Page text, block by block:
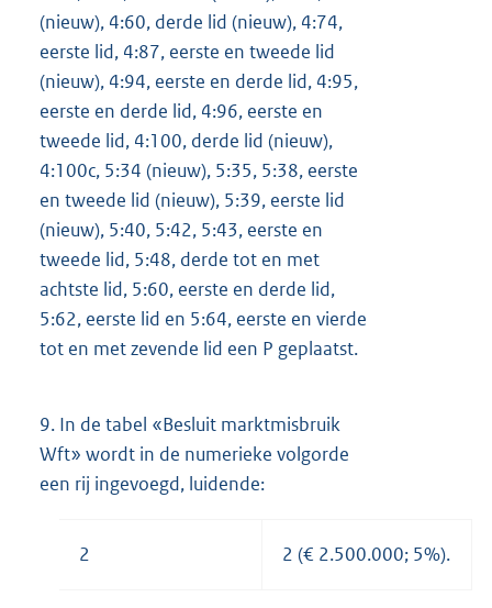
(nieuw), 4:60, derde lid (nieuw), 4:74,
eerste lid, 4:87, eerste en tweede lid
(nieuw), 4:94, eerste en derde lid, 4:95,
eerste en derde lid, 4:96, eerste en
tweede lid, 4:100, derde lid (nieuw),
4:100c, 5:34 (nieuw), 5:35, 5:38, eerste
en tweede lid (nieuw), 5:39, eerste lid
(nieuw), 5:40, 5:42, 5:43, eerste en
tweede lid, 5:48, derde tot en met
achtste lid, 5:60, eerste en derde lid,
5:62, eerste lid en 5:64, eerste en vierde
tot en met zevende lid een P geplaatst.
9. In de tabel «Besluit marktmisbruik
Wft» wordt in de numerieke volgorde
een rij ingevoegd, luidende:
2 2 (€ 2.500.000; 5%).